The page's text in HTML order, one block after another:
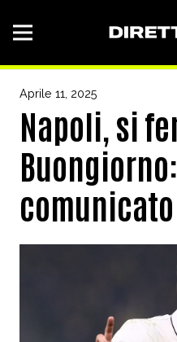
Aprile 11, 2025
Napoli, si